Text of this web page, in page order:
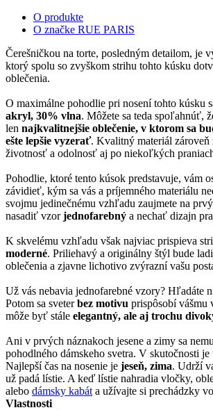
O produkte
O značke RUE PARIS
Čerešničkou na torte, posledným detailom, je
ktorý spolu so zvyškom strihu tohto kúsku
oblečenia.
O maximálne pohodlie pri nosení tohto kúsku
akryl, 30% vlna. Môžete sa teda spoľahnúť,
len najkvalitnejšie oblečenie, v ktorom sa
ešte lepšie vyzerať. Kvalitný materiál zároveň
životnosť a odolnosť aj po niekoľkých
Pohodlie, ktoré tento kúsok predstavuje, vám
závidieť, kým sa vás a príjemného materiálu
svojmu jedinečnému vzhľadu zaujmete na
nasadiť vzorjednofarebný a nechať dizajn
K skvelému vzhľadu však najviac prispieva
moderné. Priliehavý a originálny štýl bude
oblečenia a zjavne lichotivo zvýrazní vašu
Už vás nebavia jednofarebné vzory? Hľadáte
Potom sa sveterbez motivu prispôsobí vášmu
môže byť stále elegantný, ale aj trochu
Ani v prvých náznakoch jesene a zimy sa
pohodlného dámskeho svetra. V skutočnosti je
Najlepší čas na nosenie je jeseň, zima. Udrží
už padá lístie. A keď lístie nahradia vločky,
alebo dámsky kabát a užívajte si prechádzky
Vlastnosti